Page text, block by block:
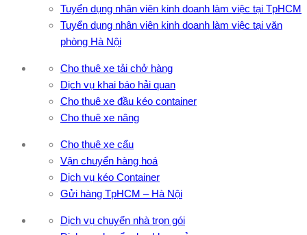
Tuyển dụng nhân viên kinh doanh làm việc tại TpHCM
Tuyển dụng nhân viên kinh doanh làm việc tại văn
phòng Hà Nội
Cho thuê xe tải chở hàng
Dịch vụ khai báo hải quan
Cho thuê xe đầu kéo container
Cho thuê xe nâng
Cho thuê xe cẩu
Vận chuyển hàng hoá
Dịch vụ kéo Container
Gửi hàng TpHCM – Hà Nội
Dịch vụ chuyển nhà trọn gói